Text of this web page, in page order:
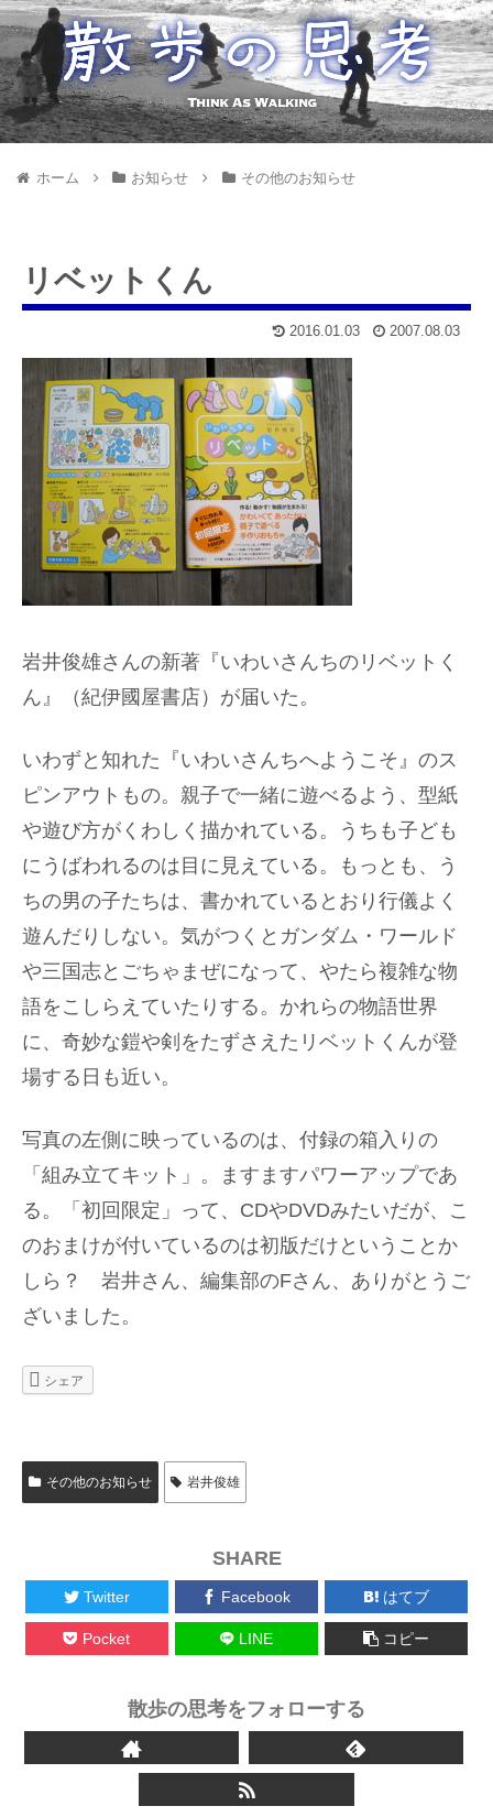
ホーム お知らせ その他のお知らせ
リベットくん
2016.01.03 2007.08.03
岩井俊雄さんの新著『いわいさんちのリベットく
ん』（紀伊國屋書店）が届いた。
いわずと知れた『いわいさんちへようこそ』のス
ピンアウトもの。親子で一緒に遊べるよう、型紙
や遊び方がくわしく描かれている。うちも子ども
にうばわれるのは目に見えている。もっとも、う
ちの男の子たちは、書かれているとおり行儀よく
遊んだりしない。気がつくとガンダム・ワールド
や三国志とごちゃまぜになって、やたら複雑な物
語をこしらえていたりする。かれらの物語世界
に、奇妙な鎧や剣をたずさえたリベットくんが登
場する日も近い。
写真の左側に映っているのは、付録の箱入りの
「組み立てキット」。ますますパワーアップであ
る。「初回限定」って、CDやDVDみたいだが、こ
のおまけが付いているのは初版だけということか
しら？ 岩井さん、編集部のFさん、ありがとうご
ざいました。
シェア
その他のお知らせ 岩井俊雄
SHARE
Twitter Facebook はてブ
Pocket LINE コピー
散歩の思考をフォローする